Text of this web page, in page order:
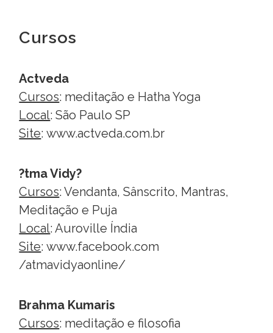
Cursos
Actveda
Cursos: meditação e Hatha Yoga
Local: São Paulo SP
Site:www.actveda.com.br
?tma Vidy?
Cursos: Vendanta, Sânscrito, Mantras,
Meditação e Puja
Local: Auroville Índia
Site:www.facebook.com
/atmavidyaonline/
Brahma Kumaris
Cursos: meditação e filosofia